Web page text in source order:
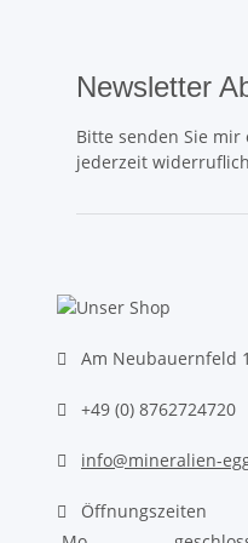
Newsletter
Bitte senden Sie
jederzeit
Am Neubauernfeld
+49 (0) 8762724720
info@mineralien-
Öffnungszeiten